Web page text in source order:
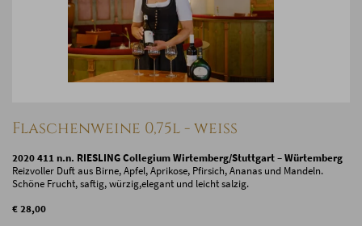
Flaschenweine 0,75l - weiss
2020 411 n.n. RIESLING Collegium Wirtemberg/Stuttgart – Würtemberg
Reizvoller Duft aus Birne, Apfel, Aprikose, Pfirsich, Ananas und Mandeln.
Schöne Frucht, saftig, würzig,elegant und leicht salzig.
€ 28,00